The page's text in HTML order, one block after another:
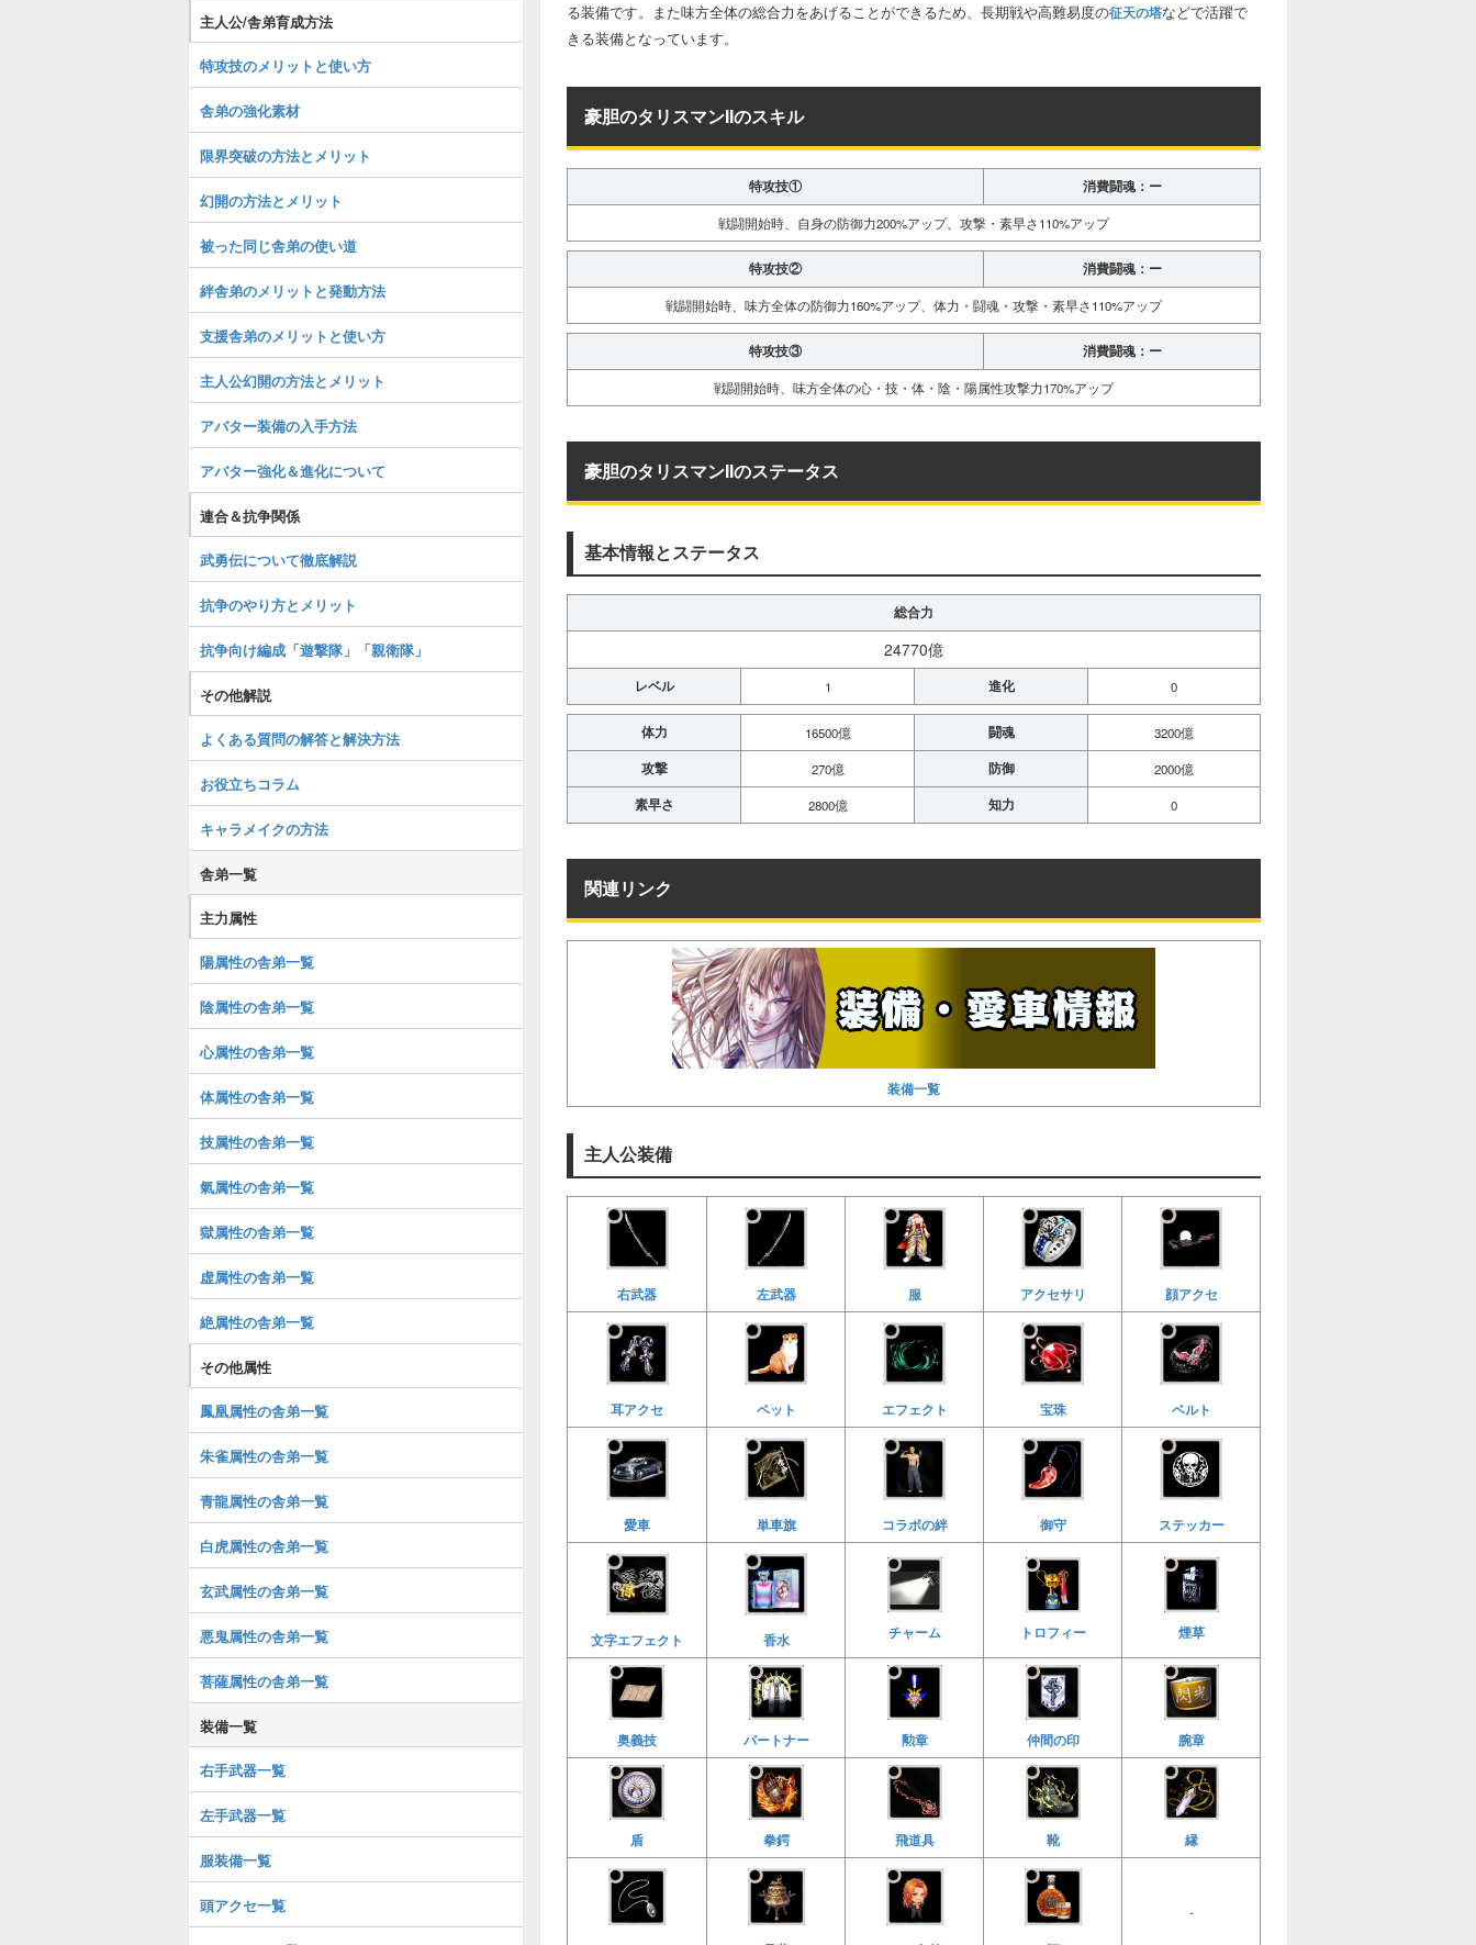
る装備です。また味方全体の総合力をあげることができるため、長期戦や高難易度の征天の塔などで活躍で
きる装備となっています。
豪胆のタリスマンIIのスキル
特攻技① 消費闘魂：ー
戦闘開始時、自身の防御力200%アップ、攻撃・素早さ110%アップ
特攻技② 消費闘魂：ー
戦闘開始時、味方全体の防御力160%アップ、体力・闘魂・攻撃・素早さ110%アップ
特攻技③ 消費闘魂：ー
戦闘開始時、味方全体の心・技・体・陰・陽属性攻撃力170%アップ
豪胆のタリスマンIIのステータス
基本情報とステータス
総合力
24770億
レベル 1 進化 0
体力 16500億 闘魂 3200億
攻撃 270億 防御 2000億
素早さ 2800億 知力 0
関連リンク
装備一覧
主人公装備
右武器 左武器 服 アクセサリ 顔アクセ
耳アクセ ペット エフェクト 宝珠 ベルト
愛車 単車旗 コラボの絆 御守 ステッカー
文字エフェクト 香水 チャーム トロフィー 煙草
奥義技 パートナー 勲章 仲間の印 腕章
盾 拳鍔 飛道具 靴 縁
-
主人公/舎弟育成方法
特攻技のメリットと使い方
舎弟の強化素材
限界突破の方法とメリット
幻開の方法とメリット
被った同じ舎弟の使い道
絆舎弟のメリットと発動方法
支援舎弟のメリットと使い方
主人公幻開の方法とメリット
アバター装備の入手方法
アバター強化＆進化について
連合＆抗争関係
武勇伝について徹底解説
抗争のやり方とメリット
抗争向け編成「遊撃隊」「親衛隊」
その他解説
よくある質問の解答と解決方法
お役立ちコラム
キャラメイクの方法
舎弟一覧
主力属性
陽属性の舎弟一覧
陰属性の舎弟一覧
心属性の舎弟一覧
体属性の舎弟一覧
技属性の舎弟一覧
氣属性の舎弟一覧
獄属性の舎弟一覧
虚属性の舎弟一覧
絶属性の舎弟一覧
その他属性
鳳凰属性の舎弟一覧
朱雀属性の舎弟一覧
青龍属性の舎弟一覧
白虎属性の舎弟一覧
玄武属性の舎弟一覧
悪鬼属性の舎弟一覧
菩薩属性の舎弟一覧
装備一覧
右手武器一覧
左手武器一覧
服装備一覧
頭アクセ一覧